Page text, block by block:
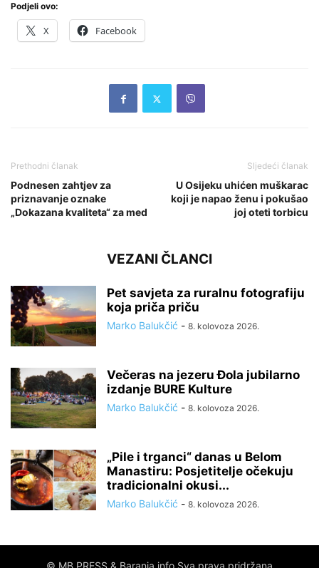
Podjeli ovo:
X Facebook
Prethodni članak
Podnesen zahtjev za
priznavanje oznake
„Dokazana kvaliteta“ za med
Sljedeći članak
U Osijeku uhićen muškarac
koji je napao ženu i pokušao
joj oteti torbicu
VEZANI ČLANCI
Pet savjeta za ruralnu fotografiju
koja priča priču
Marko Balukčić - 8. kolovoza 2026.
Večeras na jezeru Đola jubilarno
izdanje BURE Kulture
Marko Balukčić - 8. kolovoza 2026.
„Pile i trganci“ danas u Belom
Manastiru: Posjetitelje očekuju
tradicionalni okusi...
Marko Balukčić - 8. kolovoza 2026.
© MB PRESS & Baranja info Sva prava pridržana